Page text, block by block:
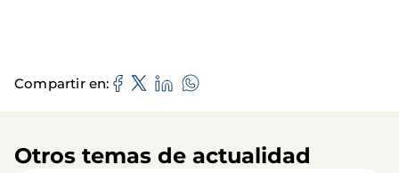
Compartir en
Otros temas de actualidad